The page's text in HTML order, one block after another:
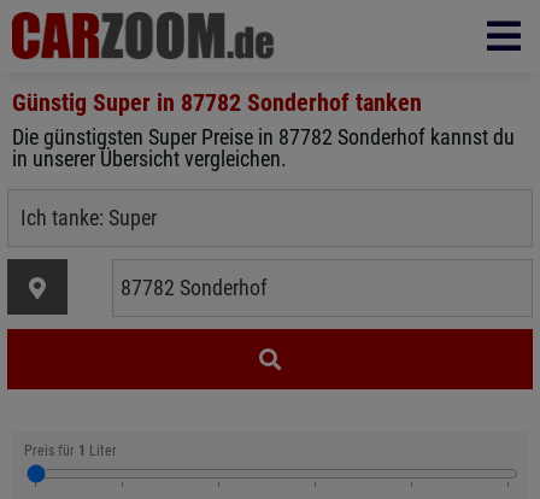
Günstig Super in 87782 Sonderhof tanken
Die günstigsten Super Preise in 87782 Sonderhof kannst du
in unserer Übersicht vergleichen.
Preis für 1 Liter